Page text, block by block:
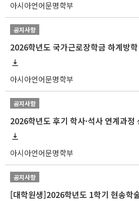
아시아언어문명학부
공지사항
아시아언어문명학부
공지사항
2026학년도 후기 학사·석사 연계과정
아시아언어문명학부
공지사항